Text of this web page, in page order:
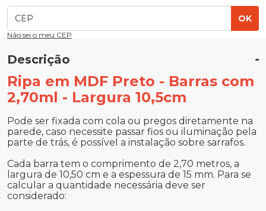
OK
Não sei o meu CEP
Descrição
Ripa em MDF Preto - Barras com
2,70ml - Largura 10,5cm
Pode ser fixada com cola ou pregos diretamente na
parede, caso necessite passar fios ou iluminação pela
parte de trás, é possível a instalação sobre sarrafos.
Cada barra tem o comprimento de 2,70 metros, a
largura de 10,50 cm e a espessura de 15 mm. Para se
calcular a quantidade necessária deve ser
considerado: